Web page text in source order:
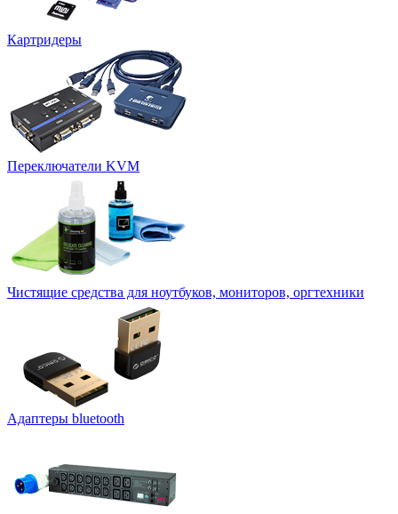
Картридеры
Переключатели KVM
Чистящие средства для ноутбуков, мониторов, оргтехники
Адаптеры bluetooth